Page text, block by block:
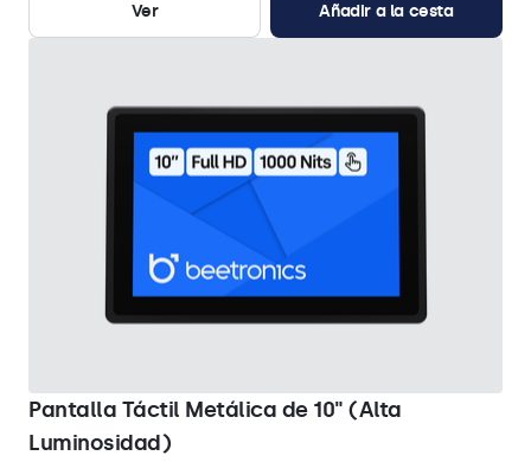
Ver
Añadir a la cesta
Pantalla Táctil Metálica de 10" (Alta
Luminosidad)